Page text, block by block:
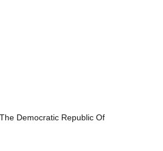
Democratic Republic Of